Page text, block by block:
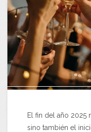
El fin del año 2025
sino también el